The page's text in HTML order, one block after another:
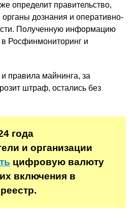
определит правительство,
органы дознания и оперативно-
Полученную информацию
в Росфинмониторинг и
правила майнинга, за
штраф, остались без
года
и организации
цифровую валюту
включения в